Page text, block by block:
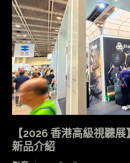
【2026 香港高級視聽
新品介紹